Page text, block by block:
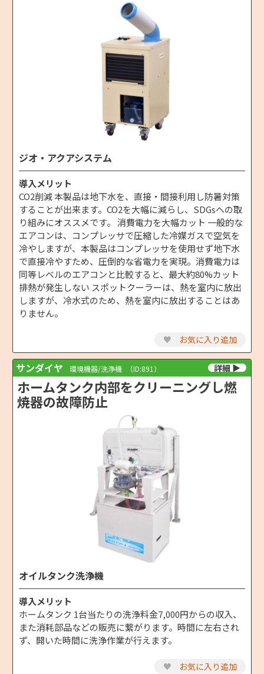
ジオ・アクアシステム
導入メリット
CO2削減 本製品は地下水を、直接・間接利用し防暑対策
することが出来ます。CO2を大幅に減らし、SDGsへの取
り組みにオススメです。 消費電力を大幅カット 一般的な
エアコンは、コンプレッサで圧縮した冷媒ガスで空気を
冷やしますが、本製品はコンプレッサを使用せず地下水
で直接冷やすため、圧倒的な省電力を実現。消費電力は
同等レベルのエアコンと比較すると、最大約80%カット
排熱が発生しない スポットクーラーは、熱を室内に放出
しますが、冷水式のため、熱を室内に放出することはあ
りません。
♥ お気に入り追加
サンダイヤ 環境機器/洗浄機 （ID:891）
ホームタンク内部をクリーニングし燃
焼器の故障防止
オイルタンク洗浄機
導入メリット
ホームタンク 1台当たりの洗浄料金7,000円からの収入、
また消耗部品などの販売に繋がります。時間に左右され
ず、開いた時間に洗浄作業が行えます。
♥ お気に入り追加